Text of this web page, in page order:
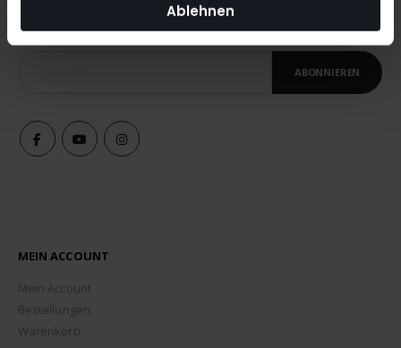
Ablehnen
was News, Tipps und Rabattaktionen rund um unseren Shop
angeht.
ABONNIEREN
MEIN ACCOUNT
Mein Account
Bestellungen
Warenkorb